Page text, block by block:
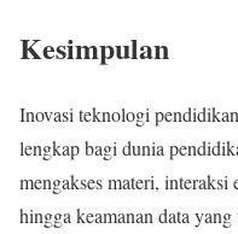
Kesimpulan
Inovasi teknologi
lengkap bagi dunia
mengakses materi,
hingga keamanan data